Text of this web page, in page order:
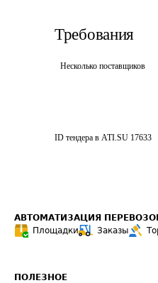
Требования
Несколько поставщиков
ID тендера в ATI.SU 17633
АВТОМАТИЗАЦИЯ
Площадки
Заказы
ПОЛЕЗНОЕ